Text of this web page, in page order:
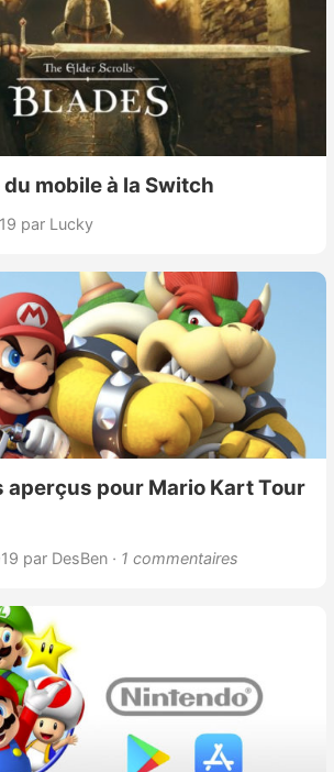
mobile à la Switch
par Lucky
aperçus pour Mario Kart Tour
par DesBen · 1 commentaires